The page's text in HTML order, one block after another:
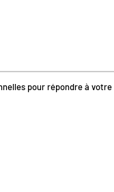
pour répondre à